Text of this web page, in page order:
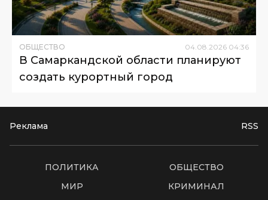
ОБЩЕСТВО 04.08.2026 04:36
В Самаркандской области планируют
создать курортный город
Реклама RSS
ПОЛИТИКА
ОБЩЕСТВО
МИР
КРИМИНАЛ